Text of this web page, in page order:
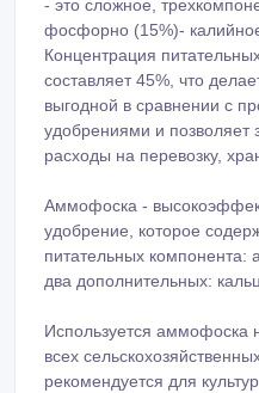
- это сложное,
фосфорно (15%)-
Концентрация
составляет 45%, что
выгодной в сравнении с
удобрениями и позволяет
расходы на перевозку,
Аммофоска -
удобрение, которое
питательных компонента:
два дополнительных:
Используется аммофоска
всех
рекомендуется для